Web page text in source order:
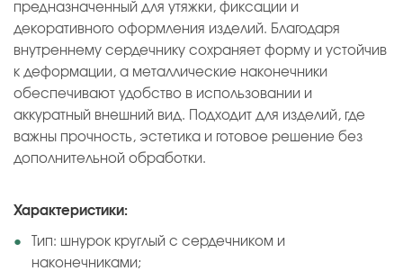
предназначенный для утяжки, фиксации и
декоративного оформления изделий. Благодаря
внутреннему сердечнику сохраняет форму и устойчив
к деформации, а металлические наконечники
обеспечивают удобство в использовании и
аккуратный внешний вид. Подходит для изделий, где
важны прочность, эстетика и готовое решение без
дополнительной обработки.
Характеристики:
Тип: шнурок круглый с сердечником и
наконечниками;